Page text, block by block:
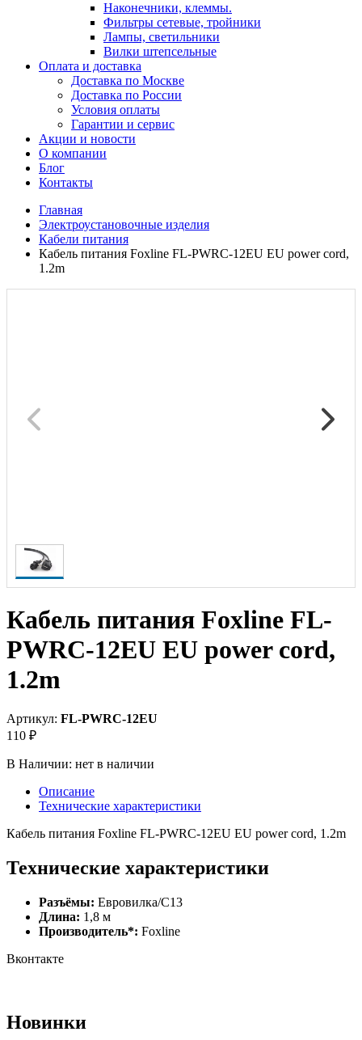
Наконечники, клеммы.
Фильтры сетевые, тройники
Лампы, светильники
Вилки штепсельные
Оплата и доставка
Доставка по Москве
Доставка по России
Условия оплаты
Гарантии и сервис
Акции и новости
О компании
Блог
Контакты
Главная
Электроустановочные изделия
Кабели питания
Кабель питания Foxline FL-PWRC-12EU EU power cord,
1.2m
Кабель питания Foxline FL-
PWRC-12EU EU power cord,
1.2m
Артикул: FL-PWRC-12EU
110 ₽
В Наличии: нет в наличии
Описание
Технические характеристики
Кабель питания Foxline FL-PWRC-12EU EU power cord, 1.2m
Технические характеристики
Разъёмы: Евровилка/C13
Длина: 1,8 м
Производитель*: Foxline
Вконтакте
Новинки